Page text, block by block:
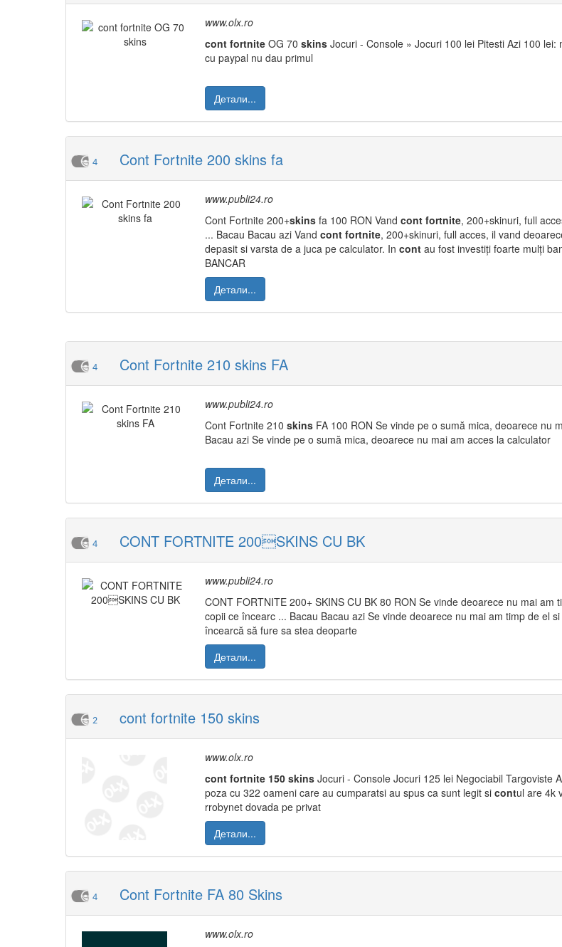
www.olx.ro
cont fortnite OG 70 skins Jocuri - Console » Jocuri 100 lei Pitesti Azi 100
cu paypal nu dau primul
Детали...
4 Cont Fortnite 200 skins fa
www.publi24.ro
Cont Fortnite 200+skins fa 100 RON Vand cont fortnite, 200+skinuri, full
... Bacau Bacau azi Vand cont fortnite, 200+skinuri, full acces, il vand
depasit si varsta de a juca pe calculator. In cont au fost investiți foarte mulți
BANCAR
Детали...
4 Cont Fortnite 210 skins FA
www.publi24.ro
Cont Fortnite 210 skins FA 100 RON Se vinde pe o sumă mica, deoarece nu
Bacau azi Se vinde pe o sumă mica, deoarece nu mai am acces la calculator
Детали...
4 CONT FORTNITE 200SKINS CU BK
www.publi24.ro
CONT FORTNITE 200+ SKINS CU BK 80 RON Se vinde deoarece nu mai am
copii ce încearc ... Bacau Bacau azi Se vinde deoarece nu mai am timp de el
încearcă să fure sa stea deoparte
Детали...
2 cont fortnite 150 skins
www.olx.ro
cont fortnite 150 skins Jocuri - Console Jocuri 125 lei Negociabil Targoviste
poza cu 322 oameni care au cumparatsi au spus ca sunt legit si contul are 4k
rrobynet dovada pe privat
Детали...
4 Cont Fortnite FA 80 Skins
www.olx.ro